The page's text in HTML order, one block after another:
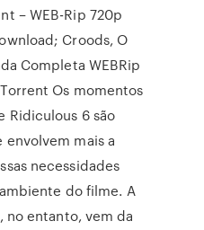
– WEB-Rip 720p
Croods, O
Completa WEBRip
Os momentos
Ridiculous 6 são
mais a
necessidades
do filme. A
no entanto, vem da